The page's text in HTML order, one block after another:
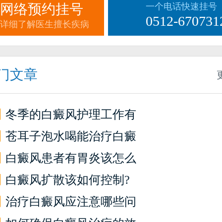
网络预约挂号
详细了解医生擅长疾病
一个电话快速挂号
0512-
文章
冬季的白癜风护理工作有
苍耳子泡水喝能治疗白癜
白癜风患者有胃炎该怎么
白癜风扩散该如何控制?
治疗白癜风应注意哪些问